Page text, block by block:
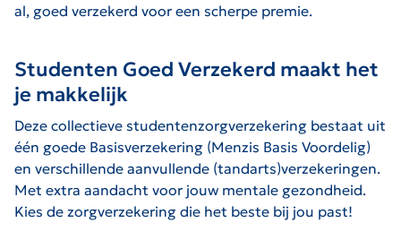
al, goed verzekerd voor een scherpe premie.
Studenten Goed Verzekerd maakt het
je makkelijk
Deze collectieve studentenzorgverzekering bestaat uit
één goede Basisverzekering (Menzis Basis Voordelig)
en verschillende aanvullende (tandarts)verzekeringen.
Met extra aandacht voor jouw mentale gezondheid.
Kies de zorgverzekering die het beste bij jou past!